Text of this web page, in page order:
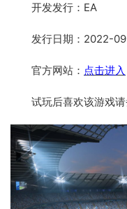
开发发行：EA
发行日期：2022-
官方网站： 点击进入
试玩后喜欢该游戏